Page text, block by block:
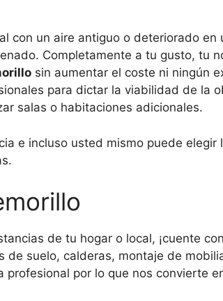
con un aire antiguo o deteriorado en
Completamente a tu gusto, tu
sin aumentar el coste ni ningún
para dictar la viabilidad de la
salas o habitaciones adicionales.
e incluso usted mismo puede elegir
de tu hogar o local, ¡cuente
suelo, calderas, montaje de
por lo que nos convierte